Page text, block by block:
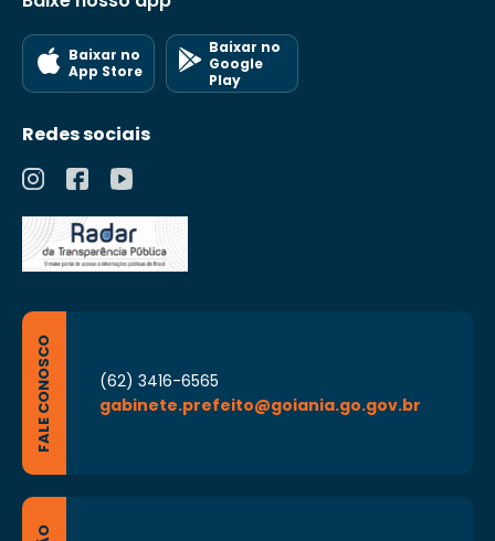
Baixar no
App Store
Baixar no
Google
Play
Redes sociais
FALE CONOSCO
(62) 3416-6565
gabinete.prefeito@goiania.go.gov.br